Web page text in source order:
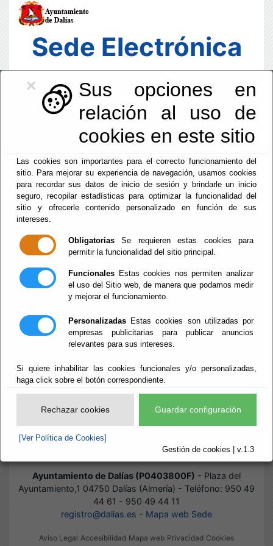
×
Sus opciones en
relación al uso de
cookies en este sitio
Las cookies son importantes para el correcto funcionamiento del
sitio. Para mejorar su experiencia de navegación, usamos cookies
para recordar sus datos de inicio de sesión y brindarle un inicio
seguro, recopilar estadísticas para optimizar la funcionalidad del
sitio y ofrecerle contenido personalizado en función de sus
intereses.
Obligatorias Se requieren estas cookies para
permitir la funcionalidad del sitio principal.
Funcionales Estas cookies nos permiten analizar
el uso del Sitio web, de manera que podamos medir
y mejorar el funcionamiento.
Personalizadas Estas cookies son utilizadas por
empresas publicitarias para publicar anuncios
relevantes para sus intereses.
Si quiere inhabilitar las cookies funcionales y/o personalizadas,
haga click sobre el botón correspondiente.
Rechazar cookies Guardar configuración
[Ver Política de Cookies]
Gestión de cookies | v.1.3
Sede Electrónica
14:17:17
Lun, 10 Agosto 2026
Normas
Ayuntamiento de Dalías (P0403800F) - Plaza del
Ayuntamiento,1 04750 Dalías (Almería) - Teléfono: 950 49
44 61 - 950 49 44 11
registro@dalias.es - Mapa web Sede
Aviso Legal Accesibilidad Mapa web Privacidad Cookies